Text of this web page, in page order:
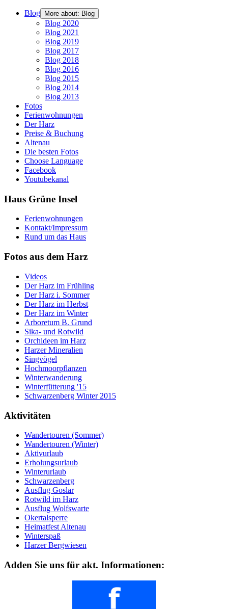
Blog More about: Blog
Blog 2020
Blog 2021
Blog 2019
Blog 2017
Blog 2018
Blog 2016
Blog 2015
Blog 2014
Blog 2013
Fotos
Ferienwohnungen
Der Harz
Preise & Buchung
Altenau
Die besten Fotos
Choose Language
Facebook
Youtubekanal
Haus Grüne Insel
Ferienwohnungen
Kontakt/Impressum
Rund um das Haus
Fotos aus dem Harz
Videos
Der Harz im Frühling
Der Harz i. Sommer
Der Harz im Herbst
Der Harz im Winter
Arboretum B. Grund
Sika- und Rotwild
Orchideen im Harz
Harzer Mineralien
Singvögel
Hochmoorpflanzen
Winterwanderung
Winterfütterung '15
Schwarzenberg Winter 2015
Aktivitäten
Wandertouren (Sommer)
Wandertouren (Winter)
Aktivurlaub
Erholungsurlaub
Winterurlaub
Schwarzenberg
Ausflug Goslar
Rotwild im Harz
Ausflug Wolfswarte
Okertalsperre
Heimatfest Altenau
Winterspaß
Harzer Bergwiesen
Adden Sie uns für akt. Informationen: